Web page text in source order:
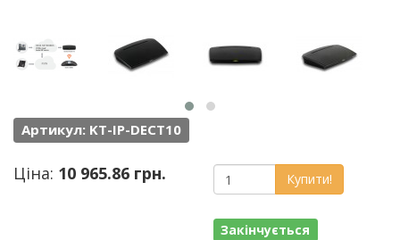
Артикул: KT-IP-DECT10
Ціна: 10 965.86 грн. Купити!
Закінчується